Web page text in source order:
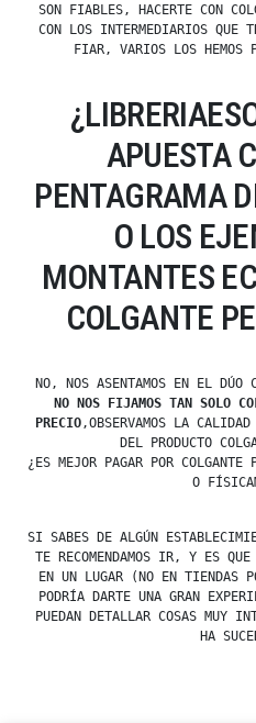
SON FIABLES, HACERTE CON
CON LOS INTERMEDIARIOS QUE
FIAR, VARIOS LOS HEMOS
APUESTA
PENTAGRAMA
O LOS
MONTANTES
COLGANTE
NO, NOS ASENTAMOS EN EL DÚO
NO NOS FIJAMOS TAN SOLO
PRECIO,OBSERVAMOS LA
DEL PRODUCTO
¿ES MEJOR PAGAR POR COLGANTE
O
SI SABES DE ALGÚN
TE RECOMENDAMOS IR, Y ES
EN UN LUGAR (NO EN TIENDAS
PODRÍA DARTE UNA GRAN
PUEDAN DETALLAR COSAS MUY
HA